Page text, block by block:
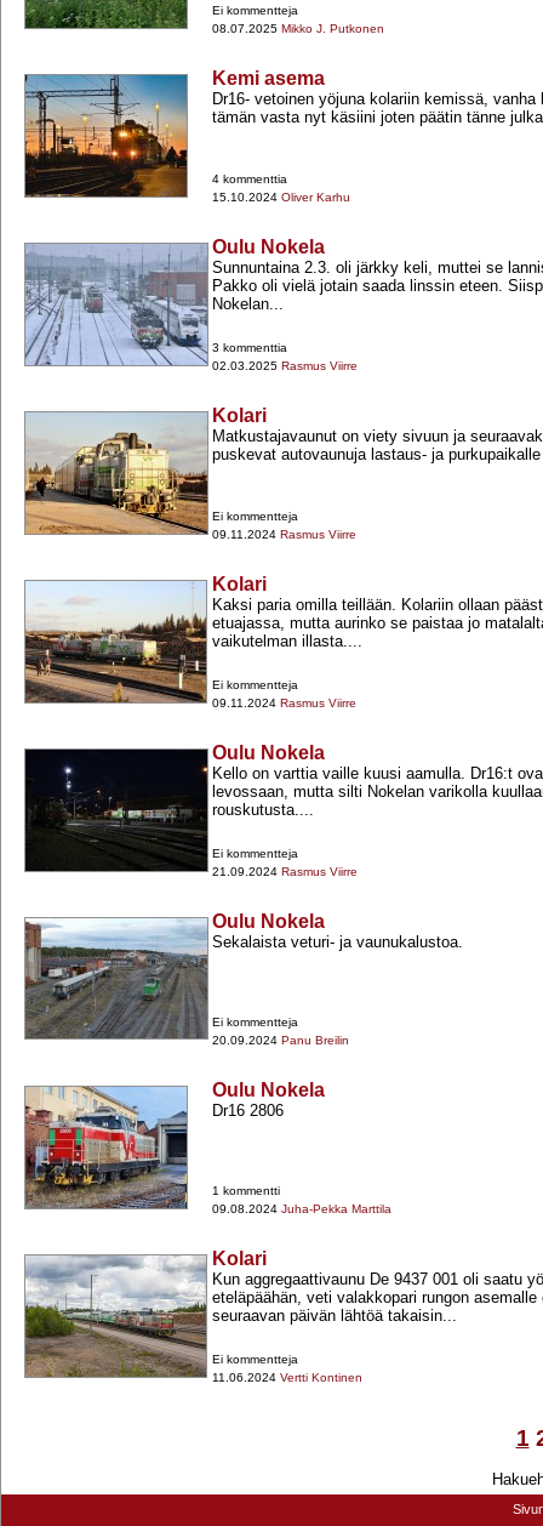
Ei kommentteja
08.07.2025 Mikko J. Putkonen
Kemi asema
Dr16-​ vetoinen yöjuna kolariin kemissä,
tämän vasta nyt käsiini joten päätin tänne
4 kommenttia
15.10.2024 Oliver Karhu
Oulu Nokela
Sunnuntaina 2.3. oli järkky keli, muttei se
Pakko oli vielä jotain saada linssin eteen.
Nokelan...
3 kommenttia
02.03.2025 Rasmus Viirre
Kolari
Matkustajavaunut on viety sivuun ja
puskevat autovaunuja lastaus-​ ja
Ei kommentteja
09.11.2024 Rasmus Viirre
Kolari
Kaksi paria omilla teillään. Kolariin ollaan
etuajassa, mutta aurinko se paistaa jo
vaikutelman illasta....
Ei kommentteja
09.11.2024 Rasmus Viirre
Oulu Nokela
Kello on varttia vaille kuusi aamulla. Dr16:t
levossaan, mutta silti Nokelan varikolla
rouskutusta....
Ei kommentteja
21.09.2024 Rasmus Viirre
Oulu Nokela
Sekalaista veturi-​ ja vaunukalustoa.
Ei kommentteja
20.09.2024 Panu Breilin
Oulu Nokela
Dr16 2806
1 kommentti
09.08.2024 Juha-Pekka Marttila
Kolari
Kun aggregaattivaunu De 9437 001 oli saatu
eteläpäähän, veti valakkopari rungon asemalle
seuraavan päivän lähtöä takaisin...
Ei kommentteja
11.06.2024 Vertti Kontinen
1